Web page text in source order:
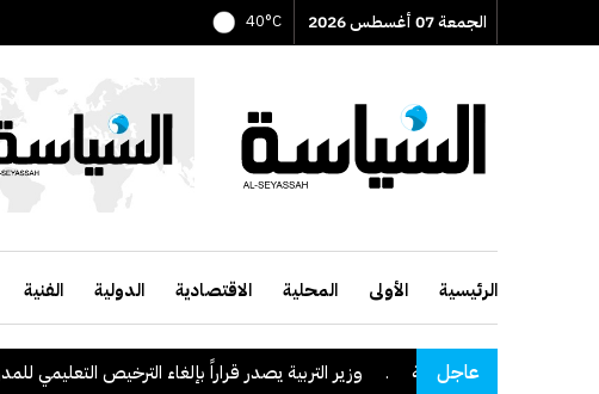
الجمعة 07 أغسطس 2026 40°C
الرئيسية الأولى المحلية الاقتصادية الدولية الفنية
عاجلنجران السعودية وزير التربية يصدر قراراً بإلغاء الترخيص التعليمي للمدرسة